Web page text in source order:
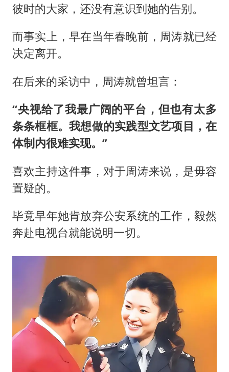
彼时的大家，还没有意识到她的告别。
而事实上，早在当年春晚前，周涛就已经
决定离开。
在后来的采访中，周涛就曾坦言：
“央视给了我最广阔的平台，但也有太多
条条框框。我想做的实践型文艺项目，在
体制内很难实现。”
喜欢主持这件事，对于周涛来说，是毋容
置疑的。
毕竟早年她肯放弃公安系统的工作，毅然
奔赴电视台就能说明一切。